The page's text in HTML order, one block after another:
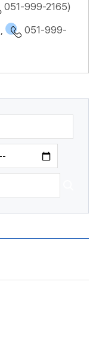
051-999-2165)
051-999-